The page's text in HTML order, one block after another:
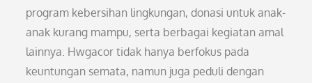
program kebersihan lingkungan, donasi untuk anak-
anak kurang mampu, serta berbagai kegiatan amal
lainnya. Hwgacor tidak hanya berfokus pada
keuntungan semata, namun juga peduli dengan